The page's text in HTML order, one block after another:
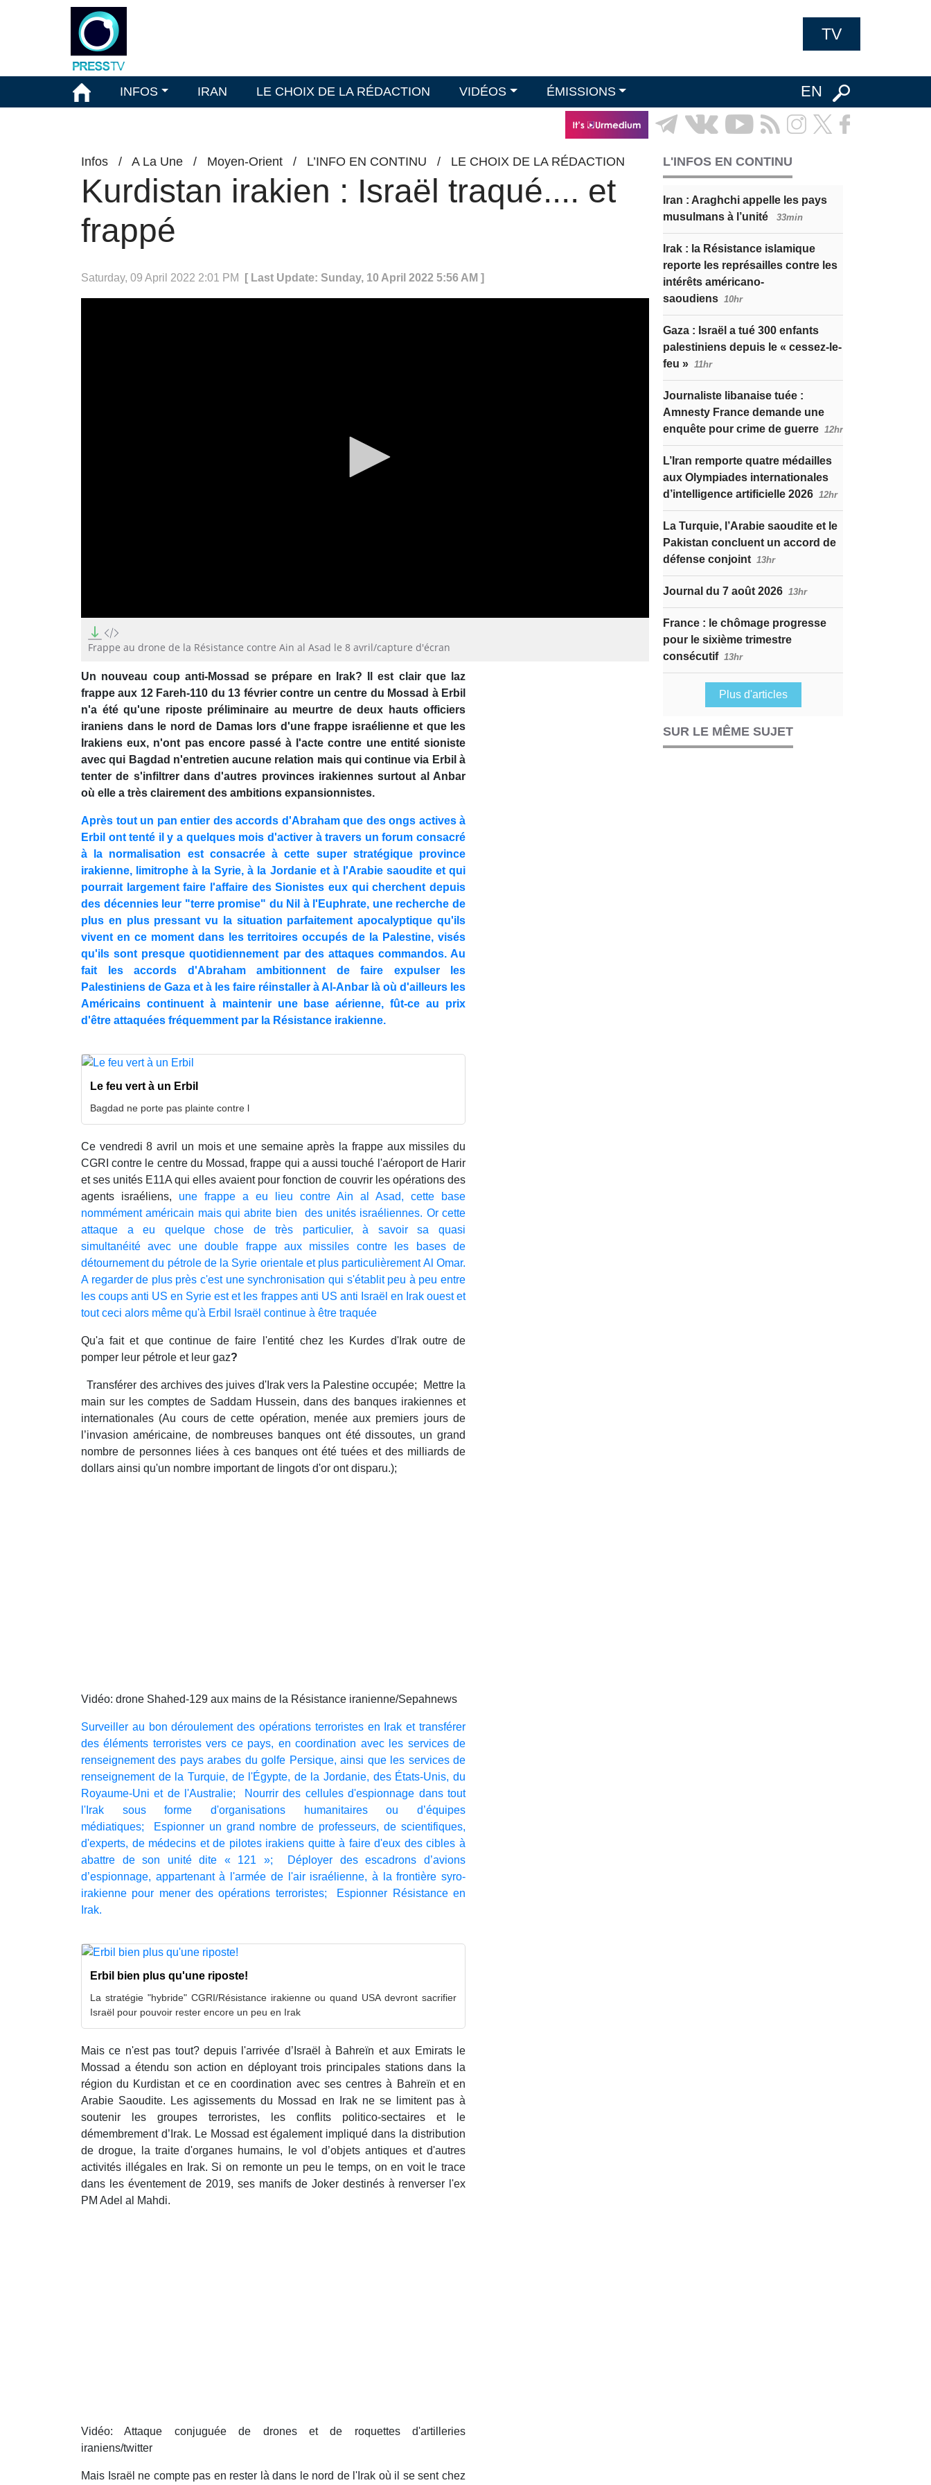
TV
INFOS IRAN LE CHOIX DE LA RÉDACTION VIDÉOS ÉMISSIONS EN
Infos / A La Une / Moyen-Orient / L’INFO EN CONTINU / LE CHOIX DE LA RÉDACTION
Kurdistan irakien : Israël traqué.... et
frappé
Saturday, 09 April 2022 2:01 PM [ Last Update: Sunday, 10 April 2022 5:56 AM ]
seconds
of
3
secondsVolume
90%
Frappe au drone de la Résistance contre Ain al Asad le 8 avril/capture d'écran
Un nouveau coup anti-Mossad se prépare en Irak? Il est clair que laz
frappe aux 12 Fareh-110 du 13 février contre un centre du Mossad à Erbil
n'a été qu'une riposte préliminaire au meurtre de deux hauts officiers
iraniens dans le nord de Damas lors d'une frappe israélienne et que les
Irakiens eux, n'ont pas encore passé à l'acte contre une entité sioniste
avec qui Bagdad n'entretien aucune relation mais qui continue via Erbil à
tenter de s'infiltrer dans d'autres provinces irakiennes surtout al Anbar
où elle a très clairement des ambitions expansionnistes.
Après tout un pan entier des accords d'Abraham que des ongs actives à
Erbil ont tenté il y a quelques mois d'activer à travers un forum consacré
à la normalisation est consacrée à cette super stratégique province
irakienne, limitrophe à la Syrie, à la Jordanie et à l'Arabie saoudite et qui
pourrait largement faire l'affaire des Sionistes eux qui cherchent depuis
des décennies leur "terre promise" du Nil à l'Euphrate, une recherche de
plus en plus pressant vu la situation parfaitement apocalyptique qu'ils
vivent en ce moment dans les territoires occupés de la Palestine, visés
qu'ils sont presque quotidiennement par des attaques commandos. Au
fait les accords d'Abraham ambitionnent de faire expulser les
Palestiniens de Gaza et à les faire réinstaller à Al-Anbar là où d'ailleurs les
Américains continuent à maintenir une base aérienne, fût-ce au prix
d'être attaquées fréquemment par la Résistance irakienne.
Le feu vert à un Erbil
Bagdad ne porte pas plainte contre l
Ce vendredi 8 avril un mois et une semaine après la frappe aux missiles du
CGRI contre le centre du Mossad, frappe qui a aussi touché l'aéroport de Harir
et ses unités E11A qui elles avaient pour fonction de couvrir les opérations des
agents israéliens, une frappe a eu lieu contre Ain al Asad, cette base
nommément américain mais qui abrite bien des unités israéliennes. Or cette
attaque a eu quelque chose de très particulier, à savoir sa quasi
simultanéité avec une double frappe aux missiles contre les bases de
détournement du pétrole de la Syrie orientale et plus particulièrement Al Omar.
A regarder de plus près c'est une synchronisation qui s'établit peu à peu entre
les coups anti US en Syrie est et les frappes anti US anti Israël en Irak ouest et
tout ceci alors même qu'à Erbil Israël continue à être traquée
Qu'a fait et que continue de faire l'entité chez les Kurdes d'Irak outre de
pomper leur pétrole et leur gaz?
Transférer des archives des juives d'Irak vers la Palestine occupée; Mettre la
main sur les comptes de Saddam Hussein, dans des banques irakiennes et
internationales (Au cours de cette opération, menée aux premiers jours de
l’invasion américaine, de nombreuses banques ont été dissoutes, un grand
nombre de personnes liées à ces banques ont été tuées et des milliards de
dollars ainsi qu'un nombre important de lingots d'or ont disparu.);
Vidéo: drone Shahed-129 aux mains de la Résistance iranienne/Sepahnews
Surveiller au bon déroulement des opérations terroristes en Irak et transférer
des éléments terroristes vers ce pays, en coordination avec les services de
renseignementdes pays arabes du golfe Persique, ainsi que les services de
renseignement de la Turquie, de l'Égypte, de la Jordanie, des États-Unis, du
Royaume-Uni et de l'Australie; Nourrir des cellules d'espionnage dans tout
l'Irak sous forme d'organisations humanitaires ou d’équipes
médiatiques; Espionner un grand nombre de professeurs, de scientifiques,
d'experts, de médecins et de pilotes irakiens quitte à faire d'eux des cibles à
abattre de son unité dite « 121 »; Déployer des escadrons d’avions
d’espionnage, appartenant à l'armée de l'air israélienne, à la frontière syro-
irakienne pour mener des opérations terroristes; Espionner Résistance en
Irak.
Erbil bien plus qu'une riposte!
La stratégie "hybride" CGRI/Résistance irakienne ou quand USA devront sacrifier
Israël pour pouvoir rester encore un peu en Irak
Mais ce n'est pas tout? depuis l'arrivée d’Israël à Bahreïn et aux Emirats le
Mossad a étendu son action en déployant trois principales stations dans la
région du Kurdistan et ce en coordination avec ses centres à Bahreïn et en
Arabie Saoudite. Les agissements du Mossad en Irak ne se limitent pas à
soutenir les groupes terroristes, les conflits politico-sectaires et le
démembrement d’Irak. Le Mossad est également impliqué dans la distribution
de drogue, la traite d'organes humains, le vol d’objets antiques et d'autres
activités illégales en Irak. Si on remonte un peu le temps, on en voit le trace
dans les éventement de 2019, ses manifs de Joker destinés à renverser l'ex
PM Adel al Mahdi.
Vidéo: Attaque conjuguée de drones et de roquettes d'artilleries
iraniens/twitter
Mais Israël ne compte pas en rester là dans le nord de l'Irak où il se sent chez
L'INFOS EN CONTINU
Iran : Araghchi appelle les pays
musulmans à l’unité
33min
Irak : la Résistance islamique
reporte les représailles contre les
intérêts américano-
saoudiens 10hr
Gaza : Israël a tué 300 enfants
palestiniens depuis le « cessez-le-
feu » 11hr
Journaliste libanaise tuée :
Amnesty France demande une
enquête pour crime de guerre 12hr
L’Iran remporte quatre médailles
aux Olympiades internationales
d’intelligence artificielle 2026 12hr
La Turquie, l’Arabie saoudite et le
Pakistan concluent un accord de
défense conjoint 13hr
Journal du 7 août 2026 13hr
France : le chômage progresse
pour le sixième trimestre
consécutif 13hr
Plus d'articles
SUR LE MÊME SUJET